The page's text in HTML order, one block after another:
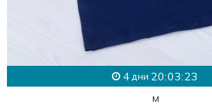
4 дни 20:03:21
M